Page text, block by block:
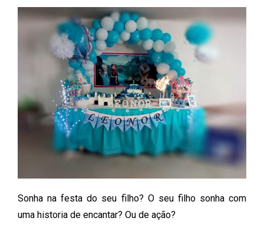
Sonha na festa do seu filho? O seu filho sonha com
uma historia de encantar? Ou de ação?